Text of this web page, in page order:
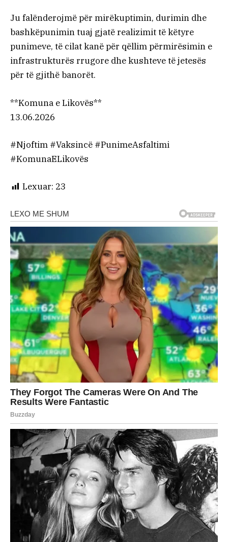
Ju falënderojmë për mirëkuptimin, durimin dhe
bashkëpunimin tuaj gjatë realizimit të këtyre
punimeve, të cilat kanë për qëllim përmirësimin e
infrastrukturës rrugore dhe kushteve të jetesës
për të gjithë banorët.
**Komuna e Likovës**
13.06.2026
#Njoftim #Vaksincë #PunimeAsfaltimi
#KomunaELikovës
Lexuar: 23